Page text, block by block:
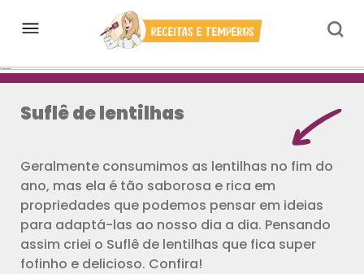
Suflê de lentilhas
Geralmente consumimos as lentilhas no fim do
ano, mas ela é tão saborosa e rica em
propriedades que podemos pensar em ideias
para adaptá-las ao nosso dia a dia. Pensando
assim criei o Suflê de lentilhas que fica super
fofinho e delicioso. Confira!